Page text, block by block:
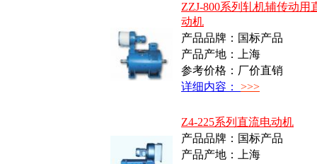
ZZJ-800系列轧机辅传动用
动机
产品品牌：国标产品
产品产地：上海
参考价格：厂价直销
详细内容： >>>
Z4-225系列直流电动机
产品品牌：国标产品
产品产地：上海